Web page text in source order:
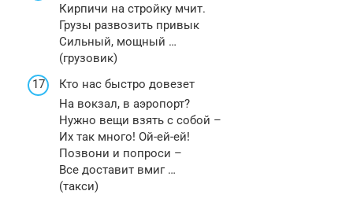
Кирпичи на стройку мчит.
Грузы развозить привык
Сильный, мощный …
(грузовик)
Кто нас быстро довезет
На вокзал, в аэропорт?
Нужно вещи взять с собой –
Их так много! Ой-ей-ей!
Позвони и попроси –
Все доставит вмиг …
(такси)